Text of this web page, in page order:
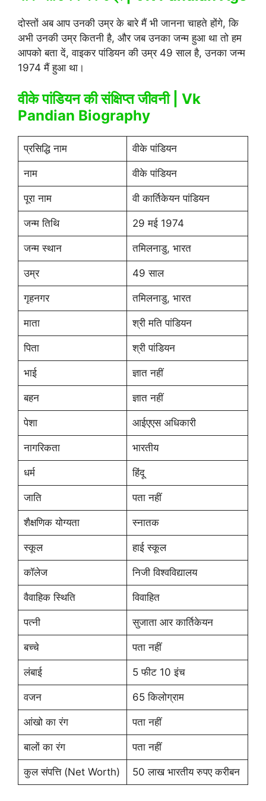
दोस्तों अब आप उनकी उम्र के बारे मैं भी जानना चाहते होंगे, कि
अभी उनकी उम्र कितनी है, और जब उनका जन्म हुआ था तो हम
आपको बता दें, वाइकर पांडियन की उम्र 49 साल है, उनका जन्म
1974 मैं हुआ था।
वीके पांडियन की संक्षिप्त जीवनी | Vk
Pandian Biography
प्रसिद्धि नाम वीके पांडियन
नाम वीके पांडियन
पूरा नाम वी कार्तिकेयन पांडियन
जन्म तिथि 29 मई 1974
जन्म स्थान तमिलनाडु, भारत
उम्र 49 साल
गृहनगर तमिलनाडु, भारत
माता श्री मति पांडियन
पिता श्री पांडियन
भाई ज्ञात नहीं
बहन ज्ञात नहीं
पेशा आईएएस अधिकारी
नागरिकता भारतीय
धर्म हिंदू
जाति पता नहीं
शैक्षणिक योग्यता स्नातक
स्कूल हाई स्कूल
कॉलेज निजी विश्वविद्यालय
वैवाहिक स्थिति विवाहित
पत्नी सुजाता आर कार्तिकेयन
बच्चे पता नहीं
लंबाई 5 फीट 10 इंच
वजन 65 किलोग्राम
आंखो का रंग पता नहीं
बालों का रंग पता नहीं
कुल संपत्ति (Net Worth) 50 लाख भारतीय रुपए करीबन